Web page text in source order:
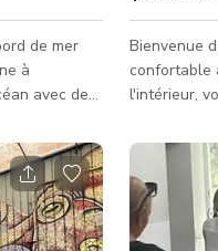
de mer
à
avec des
soir. Le soleil
soir ! Si
avec
photo ou la
Bienvenue
confortable
l'intérieur,
immense
blancs à
avec plans
de bain
marbré